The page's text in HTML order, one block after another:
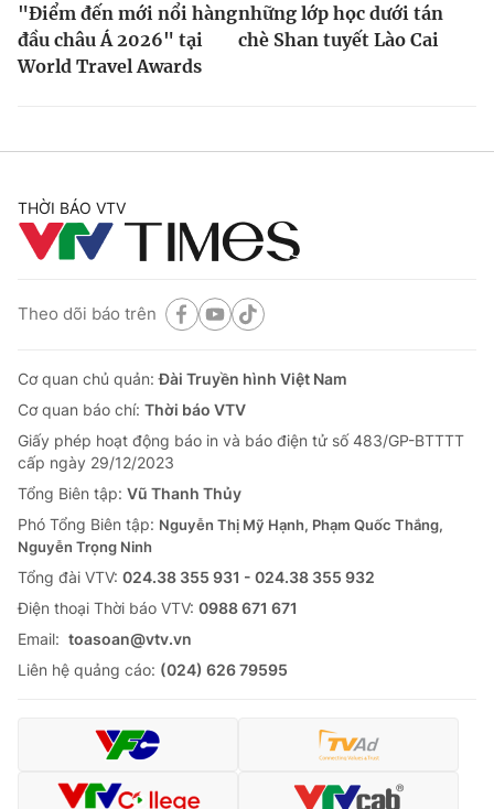
"Điểm đến mới nổi hàng
đầu châu Á 2026" tại
World Travel Awards
những lớp học dưới tán
chè Shan tuyết Lào Cai
THỜI BÁO VTV
Theo dõi báo trên
Cơ quan chủ quản:Đài Truyền hình Việt Nam
Cơ quan báo chí: Thời báo VTV
Giấy phép hoạt động báo in và báo điện tử số 483/GP-BTTTT
cấp ngày 29/12/2023
Tổng Biên tập: Vũ Thanh Thủy
Phó Tổng Biên tập: Nguyễn Thị Mỹ Hạnh, Phạm Quốc Thắng,
Nguyễn Trọng Ninh
Tổng đài VTV: 024.38 355 931 - 024.38 355 932
Ðiện thoại Thời báo VTV: 0988 671 671
Email: toasoan@vtv.vn
Liên hệ quảng cáo: (024) 626 79595